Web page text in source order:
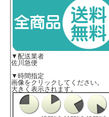
▼配送業者
佐川急便
▼時間指定
画像をクリックしてください。
大きく表示されます。